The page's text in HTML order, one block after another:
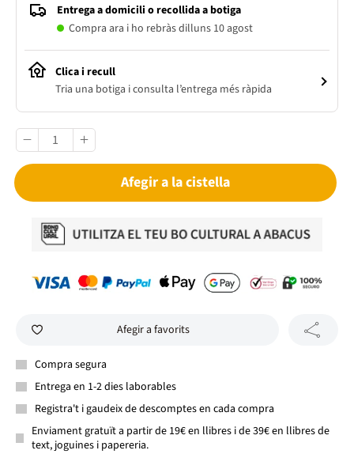
Entrega a domicili o recollida a botiga
Compra ara i ho rebràs dilluns 10 agost
Clica i recull
Tria una botiga i consulta l’entrega més ràpida
Afegir a la cistella
Afegir a favorits
Compra segura
Entrega en 1-2 dies laborables
Registra't i gaudeix de descomptes en cada compra
Enviament gratuït a partir de 19€ en llibres i de 39€ en llibres de
text, joguines i papereria.